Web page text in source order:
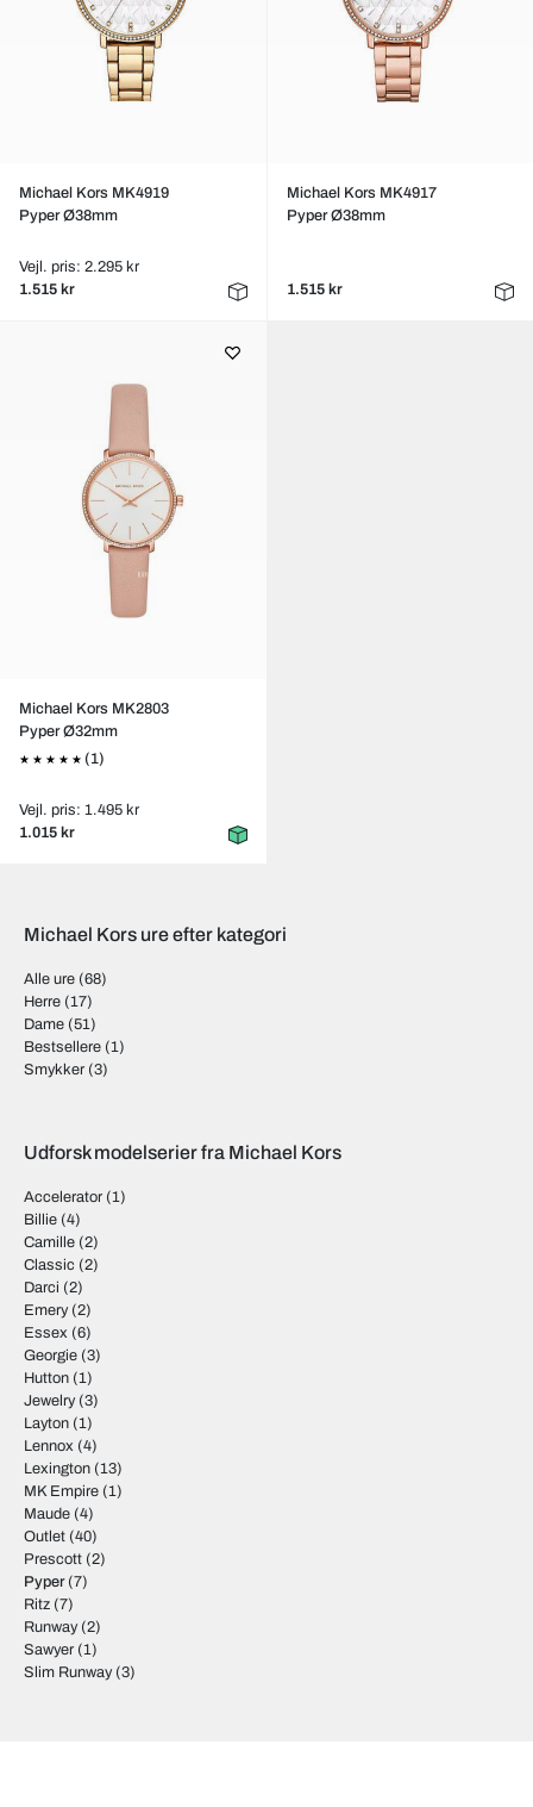
Michael Kors MK4919
Pyper Ø38mm
Vejl. pris: 2.295 kr
1.515 kr
Michael Kors MK4917
Pyper Ø38mm
1.515 kr
Michael Kors MK2803
Pyper Ø32mm
(1)
Vejl. pris: 1.495 kr
1.015 kr
Michael Kors ure efter kategori
Alle ure (68)
Herre (17)
Dame (51)
Bestsellere (1)
Smykker (3)
Udforsk modelserier fra Michael Kors
Accelerator (1)
Billie (4)
Camille (2)
Classic (2)
Darci (2)
Emery(2)
Essex (6)
Georgie (3)
Hutton (1)
Jewelry(3)
Layton (1)
Lennox (4)
Lexington (13)
MK Empire (1)
Maude (4)
Outlet (40)
Prescott (2)
Pyper(7)
Ritz (7)
Runway(2)
Sawyer (1)
Slim Runway(3)